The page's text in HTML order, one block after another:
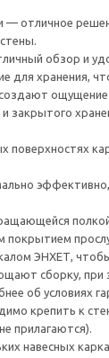
отличное
обзор и
для хранения,
закрытого
поверхностях
ЭНХЕТ,
сборку, при
об условиях
крепить к
прилагаются).
навесных